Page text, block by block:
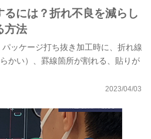
には？折れ不良を減らし
方法
ッケージ打ち抜き加工時に、折れ線
かい）、罫線箇所が割れる、貼りが
2023/04/03